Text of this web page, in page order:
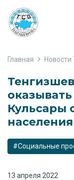
Главная
Кульсары
населения
#Социальные
13 апреля 2022